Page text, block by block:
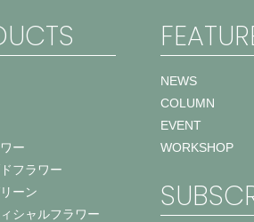
ー
フラワー
ーン
シャルフラワー
NEWS
COLUMN
EVENT
WORKSHOP